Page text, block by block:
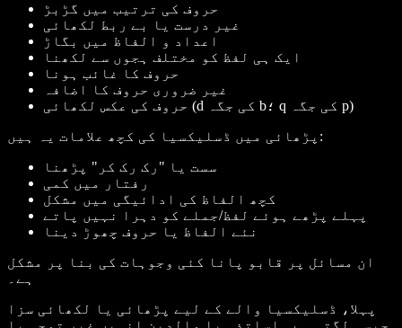
حروف کی ترتیب میں گڑبڑ
غیر درست یا بے ربط لکھائی
اعداد و الفاظ میں بگاڑ
ایک ہی لفظ کو مختلف ہجوں سے لکھنا
حروف کا غائب ہونا
غیر ضروری حروف کا اضافہ
حروف کی عکس لکھائی (d کی جگہ b؛ q کی جگہ p)
پڑھائی میں ڈسلیکسیا کی کچھ علامات یہ ہیں:
سست یا "رک رک کر" پڑھنا
رفتار میں کمی
کچھ الفاظ کی ادائیگی میں مشکل
پہلے پڑھے ہوئے لفظ/جملے کو دہرا نہیں پاتے
نئے الفاظ یا حروف چھوڑ دینا
ان مسائل پر قابو پانا کئی وجوہات کی بنا پر مشکل
ہے۔
پہلا، ڈسلیکسیا والے کے لیے پڑھائی یا لکھائی سزا